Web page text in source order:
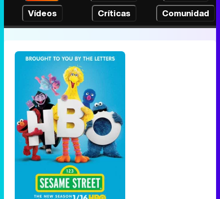
Vídeos
Críticas Comunidad